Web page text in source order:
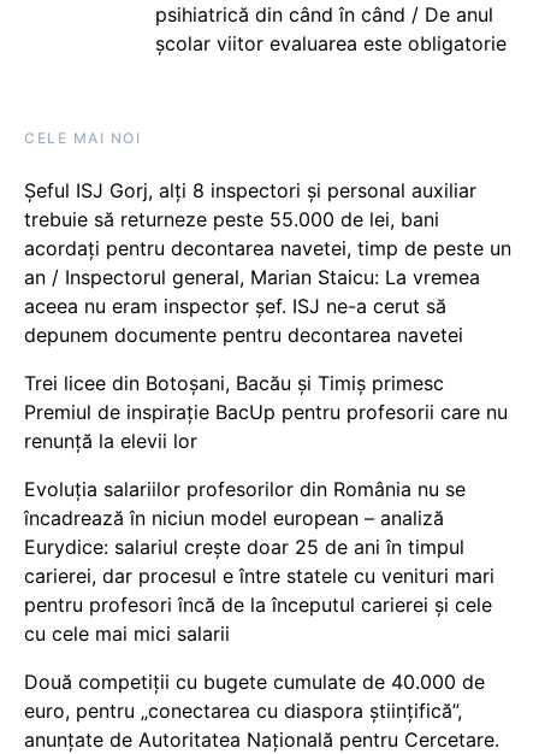
psihiatrică din când în când / De anul
școlar viitor evaluarea este obligatorie
CELE MAI NOI
Șeful ISJ Gorj, alți 8 inspectori și personal auxiliar
trebuie să returneze peste 55.000 de lei, bani
acordați pentru decontarea navetei, timp de peste un
an / Inspectorul general, Marian Staicu: La vremea
aceea nu eram inspector șef. ISJ ne-a cerut să
depunem documente pentru decontarea navetei
Trei licee din Botoșani, Bacău și Timiș primesc
Premiul de inspirație BacUp pentru profesorii care nu
renunță la elevii lor
Evoluția salariilor profesorilor din România nu se
încadrează în niciun model european – analiză
Eurydice: salariul crește doar 25 de ani în timpul
carierei, dar procesul e între statele cu venituri mari
pentru profesori încă de la începutul carierei și cele
cu cele mai mici salarii
Două competiții cu bugete cumulate de 40.000 de
euro, pentru „conectarea cu diaspora științifică”,
anunțate de Autoritatea Națională pentru Cercetare.